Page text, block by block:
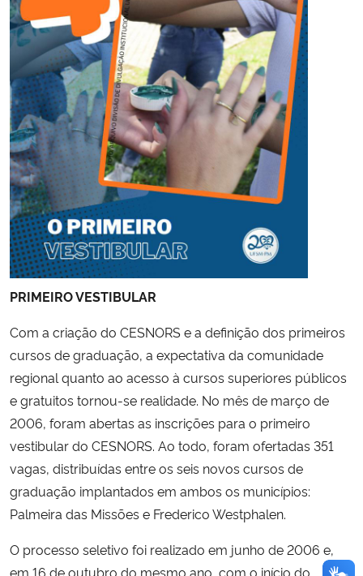
PRIMEIRO VESTIBULAR
Com a criação do CESNORS e a definição dos primeiros
cursos de graduação, a expectativa da comunidade
regional quanto ao acesso à cursos superiores públicos
e gratuitos tornou-se realidade. No mês de março de
2006, foram abertas as inscrições para o primeiro
vestibular do CESNORS. Ao todo, foram ofertadas 351
vagas, distribuídas entre os seis novos cursos de
graduação implantados em ambos os municípios:
Palmeira das Missões e Frederico Westphalen.
O processo seletivo foi realizado em junho de 2006 e,
em 16 de outubro do mesmo ano, com o início do